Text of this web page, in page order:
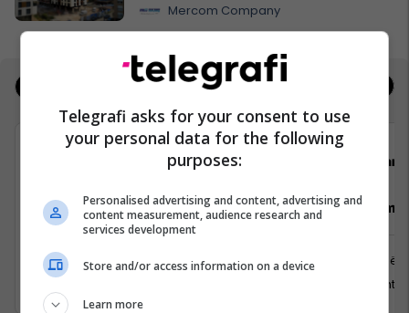
Mercom Company
Real Estate
cpit comparit GmbH
Senior Lead .NET Developer (C# /
.NET) 4-Day Workweek
Prishtinë
5 Gusht 2026
Vozitës me
Prishtinë
13 Gusht
Telegrafi asks for your consent to use
your personal data for the following
purposes:
Personalised advertising and content, advertising and
content measurement, audience research and
services development
Store and/or access information on a device
Learn more